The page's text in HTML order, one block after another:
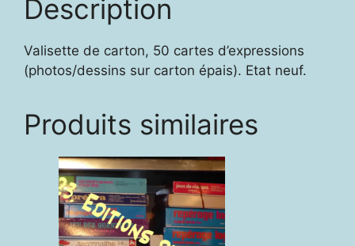
Description
Valisette de carton, 50 cartes d’expressions
(photos/dessins sur carton épais). Etat neuf.
Produits similaires